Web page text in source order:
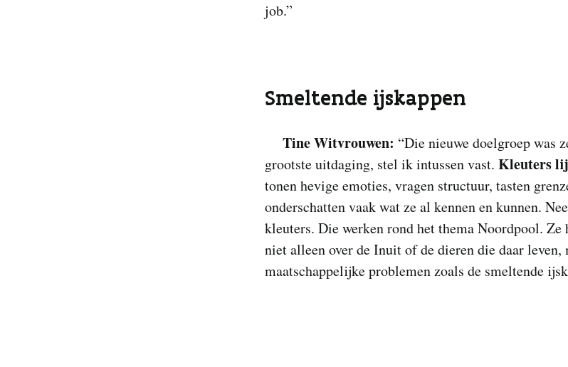
job.”
Smeltende ijskappen
Tine Witvrouwen: “Die nieuwe doelgroep was
grootste uitdaging, stel ik intussen vast. Kleuters
tonen hevige emoties, vragen structuur, tasten
onderschatten vaak wat ze al kennen en kunnen.
kleuters. Die werken rond het thema Noordpool. Ze
niet alleen over de Inuit of de dieren die daar leven,
maatschappelijke problemen zoals de smeltende